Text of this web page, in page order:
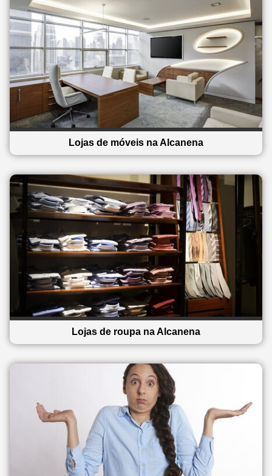
Lojas de móveis na Alcanena
Lojas de roupa na Alcanena